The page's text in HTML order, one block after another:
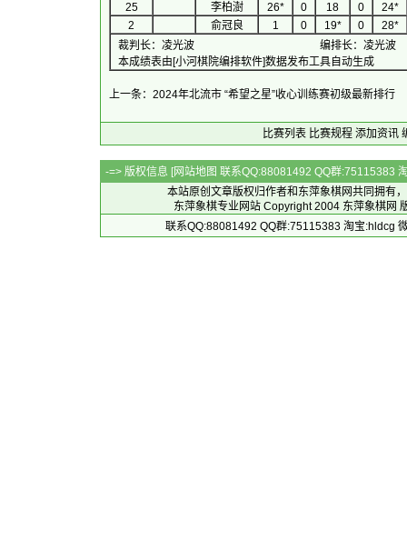
25
李柏澍 26* 0 18 0
24*
2
俞冠良 1 0 19* 0
28*
裁判长：凌光波
编排长：凌光波
本成绩表由[小河棋院编排软件]数据发布工具自动生成
上一条：2024年北流市 “希望之星”收心训练赛初级最新排行
比赛列表 比赛规程 添加资讯
-=> 版权信息 [网站地图 联系QQ:88081492 QQ群:75115383
本站原创文章版权归作者和 东萍象棋网共同拥有
东萍象棋专业网站 Copyright 2004 东萍象棋网
联系QQ:88081492 QQ群:75115383 淘宝:hldcg